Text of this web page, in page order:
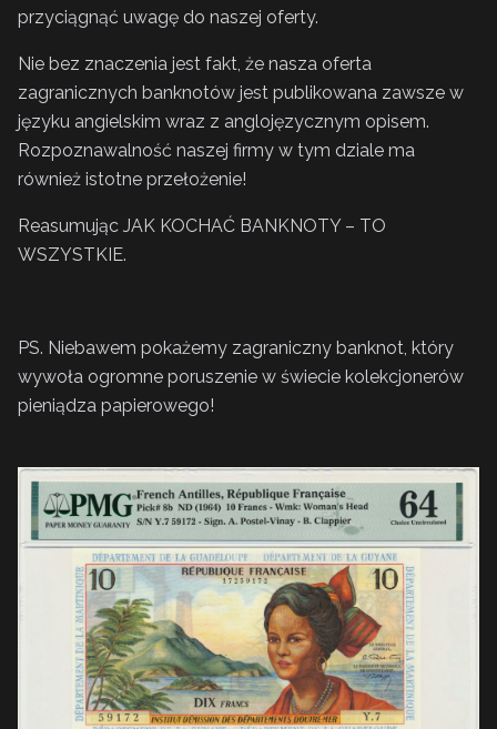
przyciągnąć uwagę do naszej oferty.
Nie bez znaczenia jest fakt, że nasza oferta
zagranicznych banknotów jest publikowana zawsze w
języku angielskim wraz z anglojęzycznym opisem.
Rozpoznawalność naszej firmy w tym dziale ma
również istotne przełożenie!
Reasumując JAK KOCHAĆ BANKNOTY – TO
WSZYSTKIE.
PS. Niebawem pokażemy zagraniczny banknot, który
wywoła ogromne poruszenie w świecie kolekcjonerów
pieniądza papierowego!